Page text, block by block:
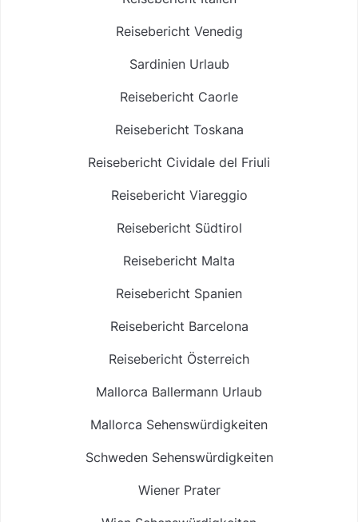
Reisebericht Venedig
Sardinien Urlaub
Reisebericht Caorle
Reisebericht Toskana
Reisebericht Cividale del Friuli
Reisebericht Viareggio
Reisebericht Südtirol
Reisebericht Malta
Reisebericht Spanien
Reisebericht Barcelona
Reisebericht Österreich
Mallorca Ballermann Urlaub
Mallorca Sehenswürdigkeiten
Schweden Sehenswürdigkeiten
Wiener Prater